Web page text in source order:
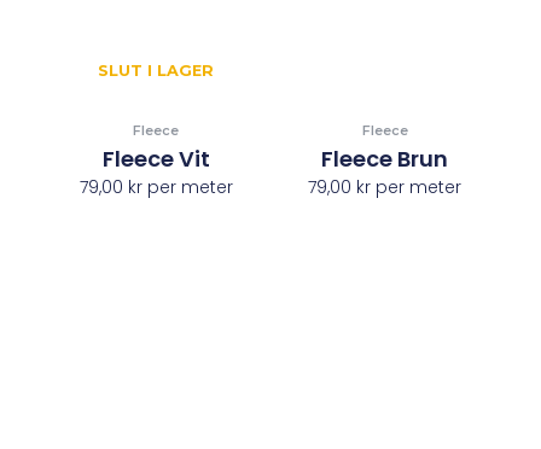
SLUT I LAGER
Fleece
Fleece Vit
79,00 krper meter
Fleece
Fleece Brun
79,00 kr per meter